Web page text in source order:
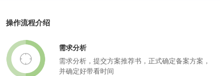
操作流程介绍
需求分析
需求分析，提交方案推荐书，正式确定备案方案，
并确定好带看时间